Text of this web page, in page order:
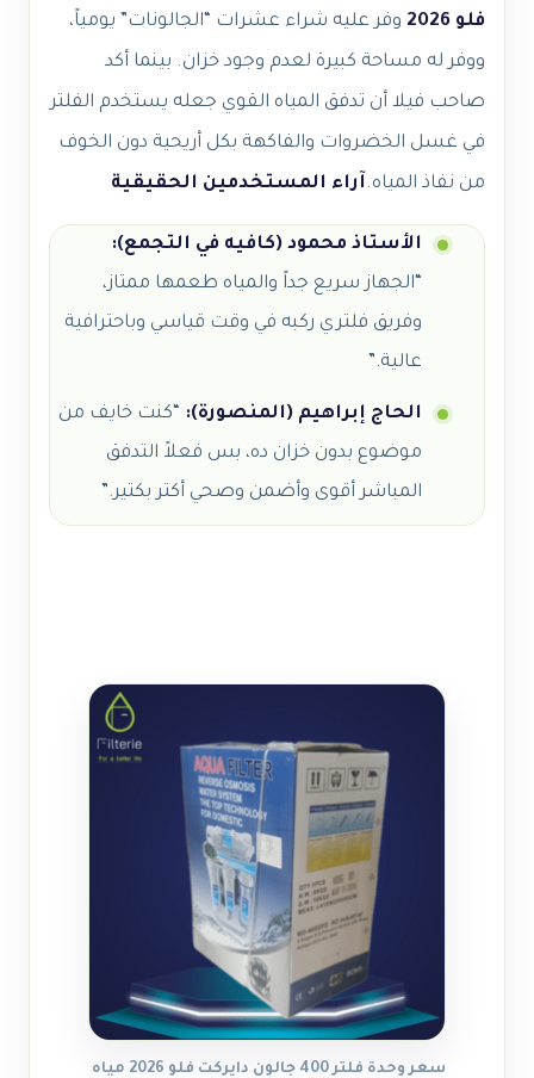
فلو 2026
وفر عليه شراء عشرات “الجالونات” يومياً،
ووفر له مساحة كبيرة لعدم وجود خزان. بينما أكد
صاحب فيلا أن تدفق المياه القوي جعله يستخدم الفلتر
في غسل الخضروات والفاكهة بكل أريحية دون الخوف
من نفاذ المياه. آراء المستخدمين الحقيقية
الأستاذ محمود (كافيه في التجمع):
“الجهاز سريع جداً والمياه طعمها ممتاز،
وفريق فلتري ركبه في وقت قياسي وباحترافية
عالية.”
الحاج إبراهيم (المنصورة): “كنت خايف من
موضوع بدون خزان ده، بس فعلاً التدفق
المباشر أقوى وأضمن وصحي أكتر بكتير.”
سعر وحدة فلتر 400 جالون دايركت فلو 2026 مياه